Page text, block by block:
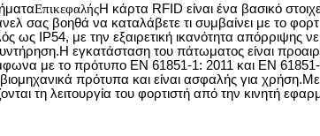
ΕπικεφαλήςΗ κάρτα RFID είναι ένα βασικό
σας βοηθά να καταλάβετε τι συμβαίνει με το
ως IP54, με την εξαιρετική ικανότητα απόρριψης
εγκατάσταση του πάτωματος είναι
με το πρότυπο EN 61851-1: 2011 και EN
πρότυπα και είναι ασφαλής για
τη λειτουργία του φορτιστή από την κινητή